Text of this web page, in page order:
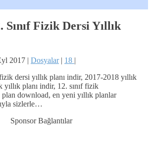
Sınıf Fizik Dersi Yıllık
2017 | Dosyalar| 18 |
dersi yıllık planı indir, 2017-2018 yıllık
yıllık planı indir, 12. sınıf fizik
download, en yeni yıllık planlar
sizlerle…
Sponsor Bağlantılar